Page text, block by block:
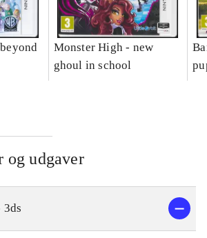
Monster High - new
ghoul in school
og udgaver
3ds